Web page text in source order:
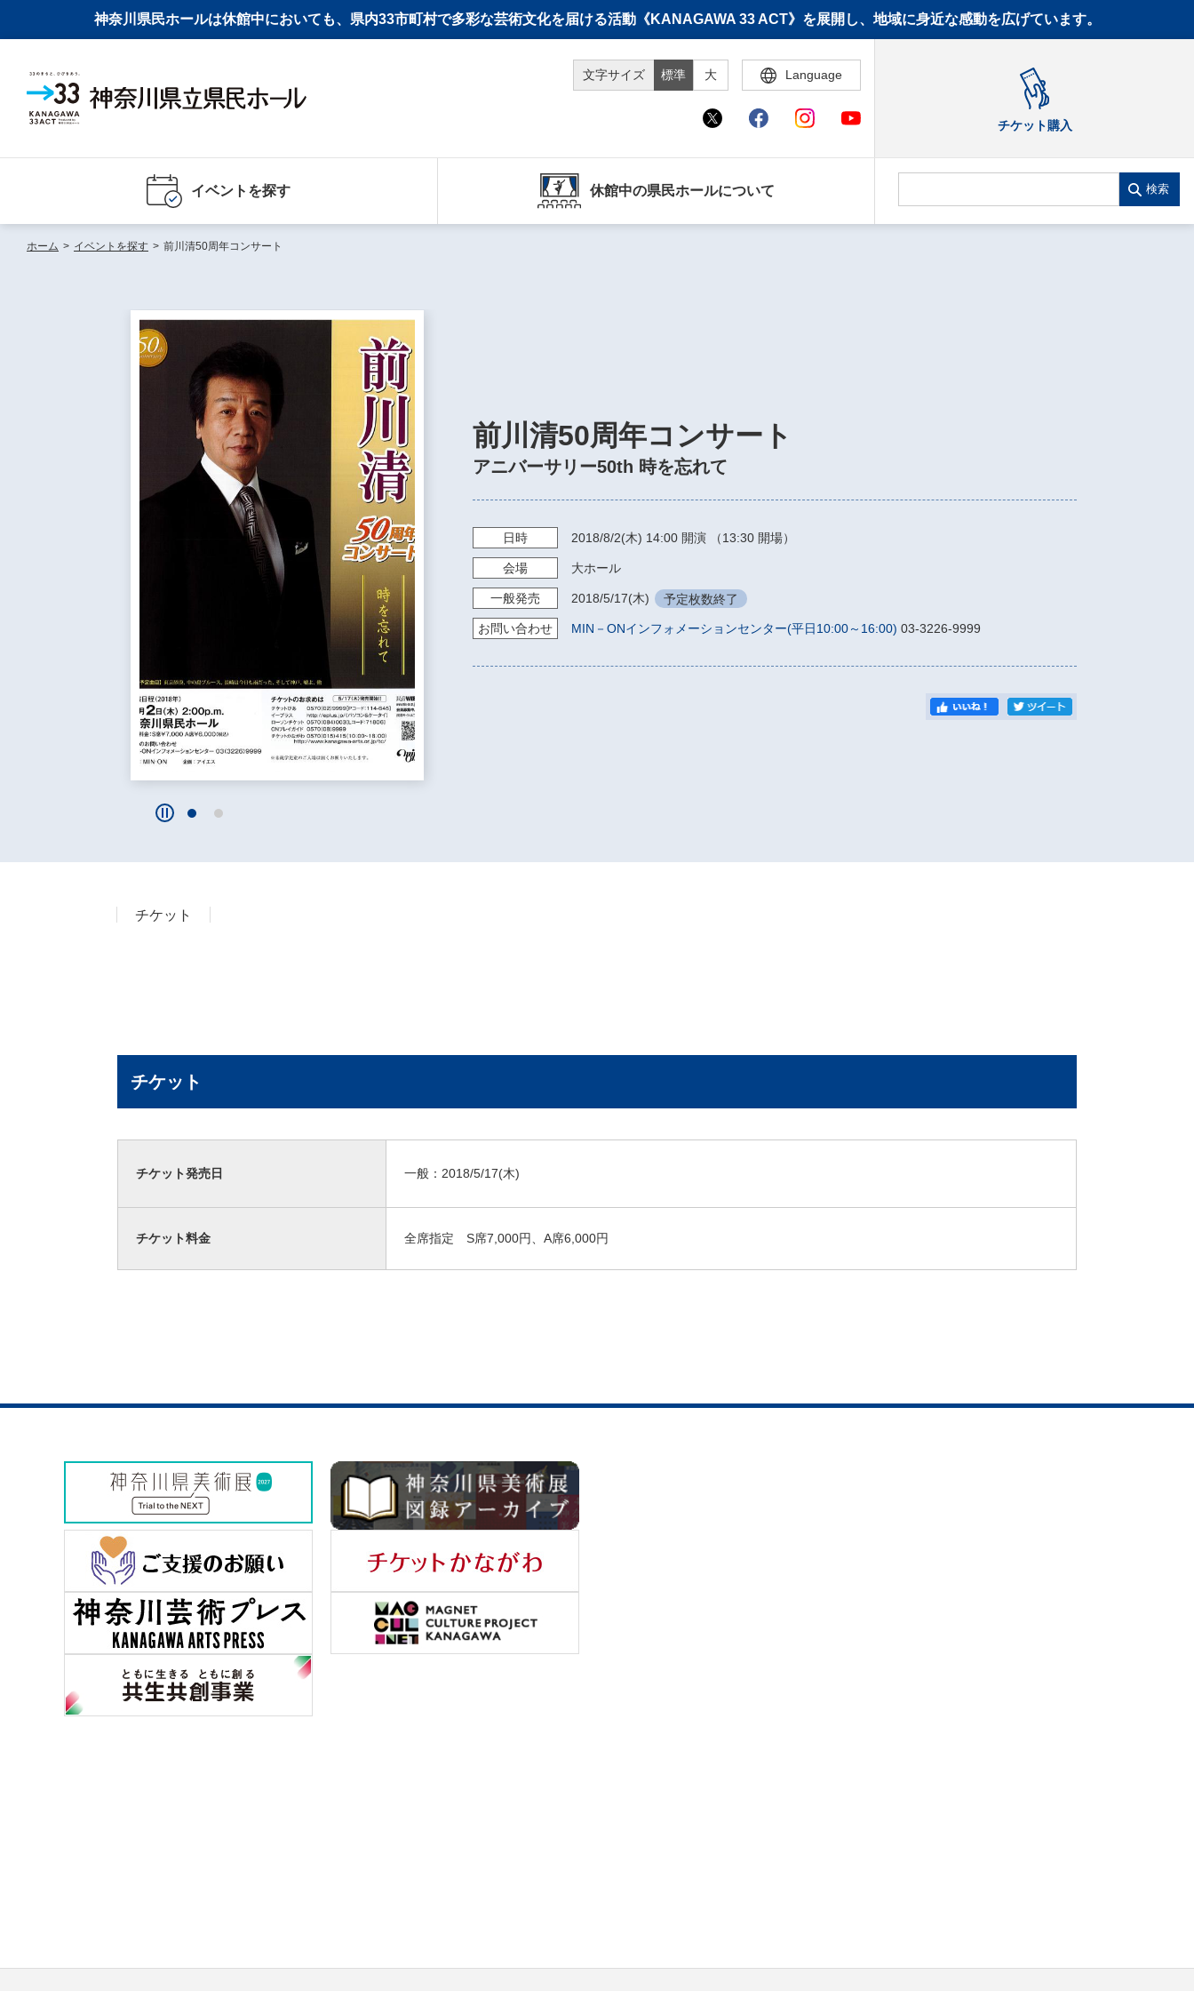
神奈川県民ホールは休館中においても、県内33市町村で多彩な芸術文化を届ける活動《KANAGAWA 33 ACT》を展開し、地域に身近な感動を広げています。
文字サイズ 標準 大 Language
チケット購入
イベントを探す 休館中の県民ホールについて 検索
ホーム > イベントを探す > 前川清50周年コンサート
前川清50周年コンサート
アニバーサリー50th 時を忘れて
日時 2018/8/2(木) 14:00 開演 （13:30 開場）
会場 大ホール
一般発売 2018/5/17(木) 予定枚数終了
お問い合わせ MIN－ONインフォメーションセンター(平日10:00～16:00) 03-3226-9999
チケット
チケット
チケット発売日 一般： 2018/5/17(木)
チケット料金 全席指定 S席7,000円、A席6,000円